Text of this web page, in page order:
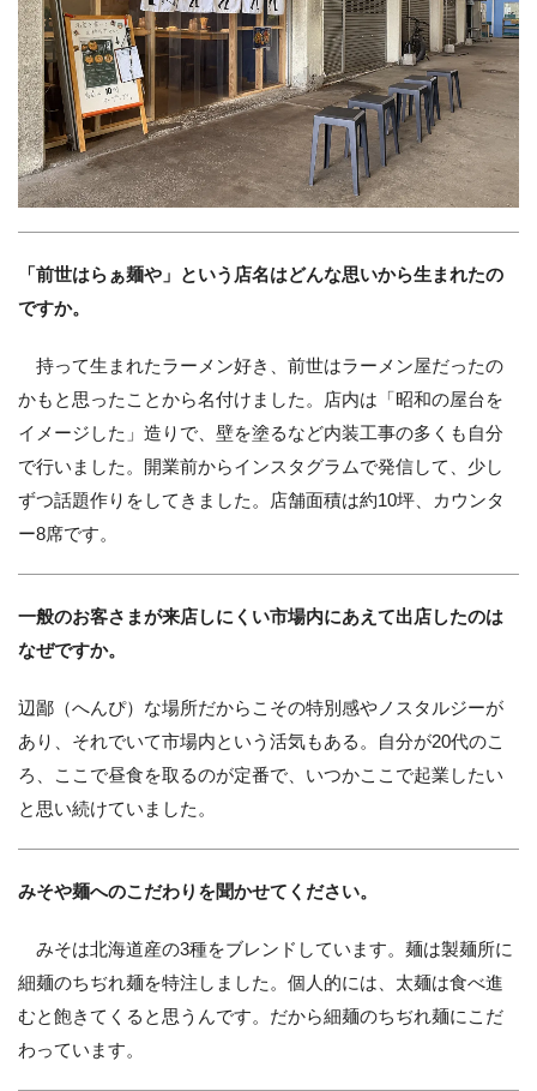
「前世はらぁ麺や」という店名はどんな思いから生まれたの
ですか。
持って生まれたラーメン好き、前世はラーメン屋だったの
かもと思ったことから名付けました。店内は「昭和の屋台を
イメージした」造りで、壁を塗るなど内装工事の多くも自分
で行いました。開業前からインスタグラムで発信して、少し
ずつ話題作りをしてきました。店舗面積は約10坪、カウンタ
ー8席です。
一般のお客さまが来店しにくい市場内にあえて出店したのは
なぜですか。
辺鄙（へんぴ）な場所だからこその特別感やノスタルジーが
あり、それでいて市場内という活気もある。自分が20代のこ
ろ、ここで昼食を取るのが定番で、いつかここで起業したい
と思い続けていました。
みそや麺へのこだわりを聞かせてください。
みそは北海道産の3種をブレンドしています。麺は製麺所に
細麺のちぢれ麺を特注しました。個人的には、太麺は食べ進
むと飽きてくると思うんです。だから細麺のちぢれ麺にこだ
わっています。